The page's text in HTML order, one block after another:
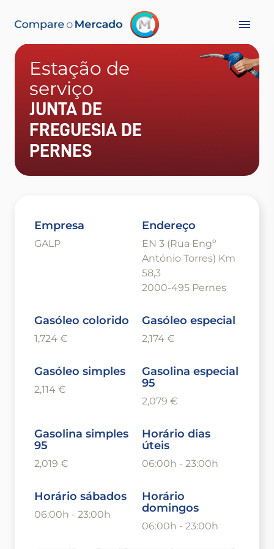
Estação de
serviço
JUNTA DE
FREGUESIA DE
PERNES
Empresa
GALP
Endereço
EN 3 (Rua Engº
António Torres) Km
58,3
2000-495 Pernes
Gasóleo colorido
1,724 €
Gasóleo especial
2,174 €
Gasóleo simples
2,114 €
Gasolina especial
95
2,079 €
Gasolina simples
95
2,019 €
Horário dias
úteis
06:00h - 23:00h
Horário sábados
06:00h - 23:00h
Horário
domingos
06:00h - 23:00h